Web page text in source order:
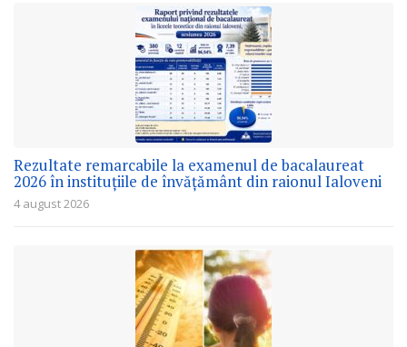
Rezultate remarcabile la examenul de bacalaureat
2026 în instituțiile de învățământ din raionul Ialoveni
4 august 2026